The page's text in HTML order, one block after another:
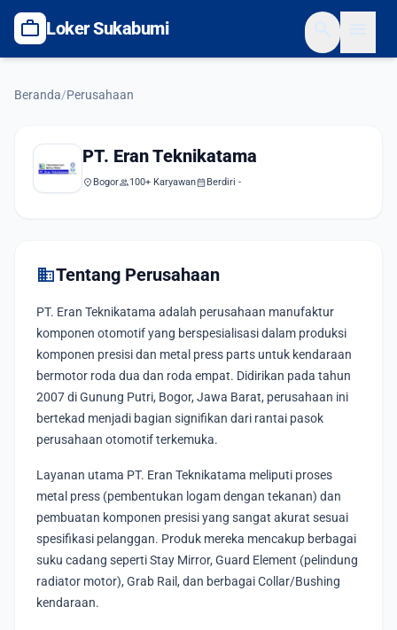
work Loker Sukabumi
Beranda/Perusahaan
PT. Eran Teknikatama
location_on Bogorgroup100+ Karyawancalendar_monthBerdiri -
domainTentang Perusahaan
PT. Eran Teknikatama adalah perusahaan manufaktur
komponen otomotif yang berspesialisasi dalam produksi
komponen presisi dan metal press parts untuk kendaraan
bermotor roda dua dan roda empat. Didirikan pada tahun
2007 di Gunung Putri, Bogor, Jawa Barat, perusahaan ini
bertekad menjadi bagian signifikan dari rantai pasok
perusahaan otomotif terkemuka.
Layanan utama PT. Eran Teknikatama meliputi proses
metal press (pembentukan logam dengan tekanan) dan
pembuatan komponen presisi yang sangat akurat sesuai
spesifikasi pelanggan. Produk mereka mencakup berbagai
suku cadang seperti Stay Mirror, Guard Element (pelindung
radiator motor), Grab Rail, dan berbagai Collar/Bushing
kendaraan.